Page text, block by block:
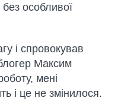
особливої
і спровокував
Максим
мені
і це не змінилося.